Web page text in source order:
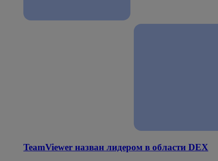
TeamViewer назван лидером в области DEX